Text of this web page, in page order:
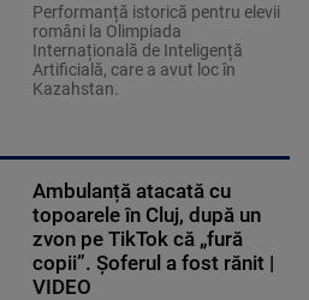
Performanță istorică pentru elevii
români la Olimpiada
Internațională de Inteligență
Artificială, care a avut loc în
Kazahstan.
Ambulanță atacată cu
topoarele în Cluj, după un
zvon pe TikTok că „fură
copii”. Șoferul a fost rănit |
VIDEO